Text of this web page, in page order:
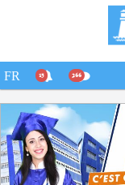
266
15
FR